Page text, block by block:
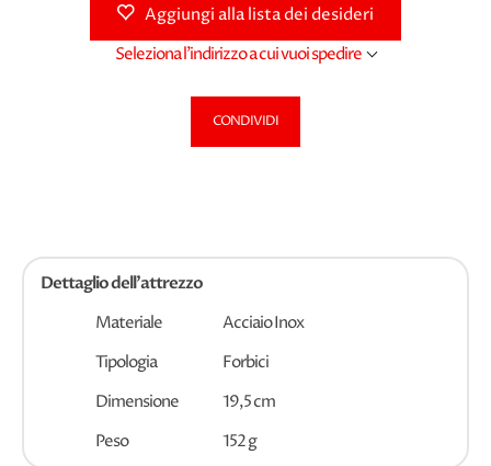
Aggiungi alla lista dei desideri
Seleziona l'indirizzo a cui vuoi spedire
CONDIVIDI
Dettaglio dell'attrezzo
Materiale
Acciaio Inox
Tipologia
Forbici
Dimensione
19,5 cm
Peso
152 g